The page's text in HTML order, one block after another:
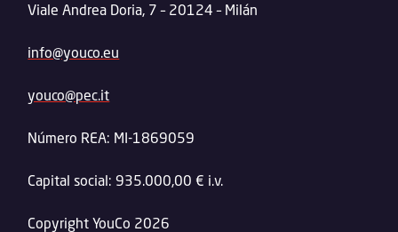
Viale Andrea Doria, 7 – 20124 – Milán
info@youco.eu
youco@pec.it
Número REA: MI-1869059
Capital social: 935.000,00 € i.v.
Copyright YouCo 2026